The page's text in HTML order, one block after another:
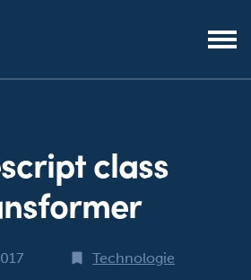
class
Technologie